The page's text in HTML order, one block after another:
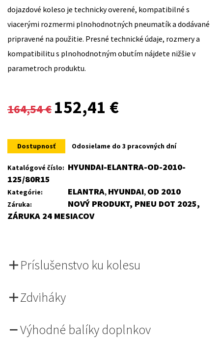
dojazdové koleso je technicky overené, kompatibilné s
viacerými rozmermi plnohodnotných pneumatík a dodávané
pripravené na použitie. Presné technické údaje, rozmery a
kompatibilitu s plnohodnotným obutím nájdete nižšie v
parametroch produktu.
164,54€
Original
was:
164,54 €.
152,41 €
is:
152,41 €.
Dostupnosť Odosielame do 3 pracovných dní
Katalógové číslo: HYUNDAI-ELANTRA-OD-2010-
125/80R15
Kategórie: ELANTRA, HYUNDAI, OD 2010
Záruka:
NOVÝ PRODUKT, PNEU DOT 2025,
ZÁRUKA 24 MESIACOV
Príslušenstvo ku kolesu
Zdviháky
Výhodné balíky doplnkov